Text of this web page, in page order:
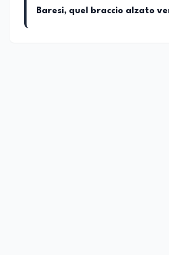
Baresi, quel braccio alzato